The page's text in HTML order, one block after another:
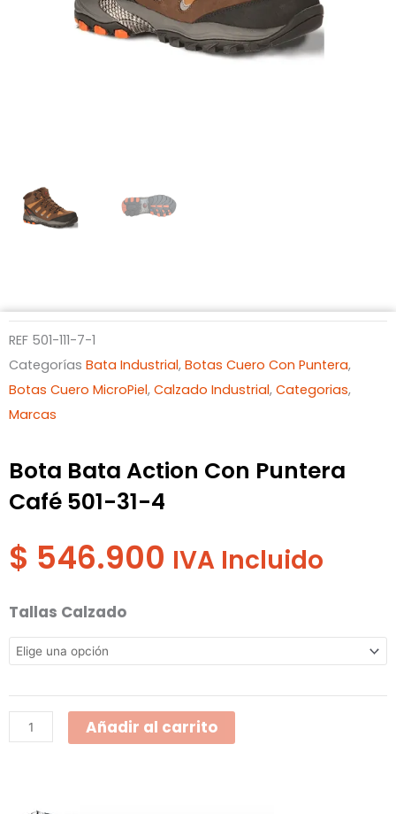
REF 501-111-7-1
Categorías Bata Industrial, Botas Cuero Con Puntera,
Botas Cuero MicroPiel, Calzado Industrial, Categorias,
Marcas
Bota Bata Action Con Puntera
Café 501-31-4
$ 546.900 IVA Incluido
Tallas Calzado
Bota
Bata
Action
Puntera
Café
Añadir al carrito